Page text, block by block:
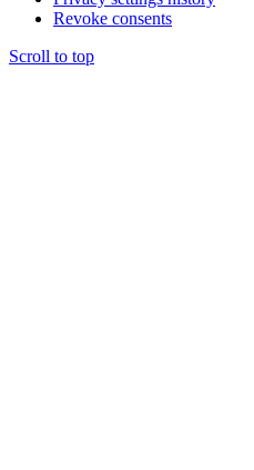
Revoke consents
Scroll to top